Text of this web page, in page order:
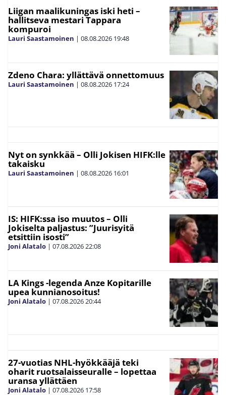
Liigan maalikuningas iski heti –
hallitseva mestari Tappara
kompuroi
Lauri Saastamoinen | 08.08.2026 19:48
Zdeno Chara: yllättävä onnettomuus
Lauri Saastamoinen | 08.08.2026 17:24
Nyt on synkkää – Olli Jokisen HIFK:lle
takaisku
Lauri Saastamoinen | 08.08.2026 16:01
IS: HIFK:ssa iso muutos – Olli
Jokiselta paljastus: ”Juurisyitä
etsittiin isosti”
Joni Alatalo | 07.08.202622:08
LA Kings -legenda Anze Kopitarille
upea kunnianosoitus!
Joni Alatalo | 07.08.202620:44
27-vuotias NHL-hyökkääjä teki
oharit ruotsalaisseuralle – lopettaa
uransa yllättäen
Joni Alatalo | 07.08.2026 17:58